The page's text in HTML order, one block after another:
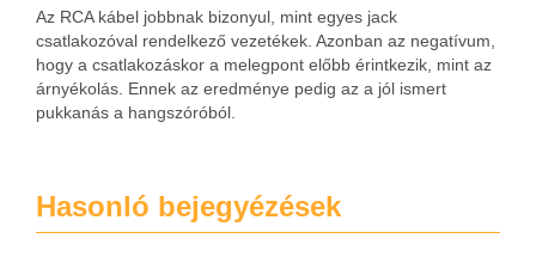
Az RCA kábel jobbnak bizonyul, mint egyes jack
csatlakozóval rendelkező vezetékek. Azonban az negatívum,
hogy a csatlakozáskor a melegpont előbb érintkezik, mint az
árnyékolás. Ennek az eredménye pedig az a jól ismert
pukkanás a hangszóróból.
Hasonló bejegyézések